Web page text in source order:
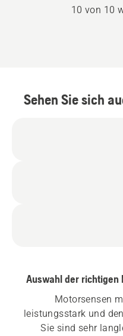
10 von 10
Sehen Sie sich
Auswahl der richtigen
Motorsensen
leistungsstark und
Sie sind sehr